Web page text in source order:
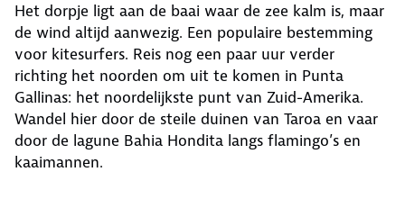
Het dorpje ligt aan de baai waar de zee kalm is, maar
de wind altijd aanwezig. Een populaire bestemming
voor kitesurfers. Reis nog een paar uur verder
richting het noorden om uit te komen in Punta
Gallinas: het noordelijkste punt van Zuid-Amerika.
Wandel hier door de steile duinen van Taroa en vaar
door de lagune Bahia Hondita langs flamingo’s en
kaaimannen.